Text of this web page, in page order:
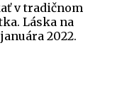
v tradičnom
Láska na
2022.